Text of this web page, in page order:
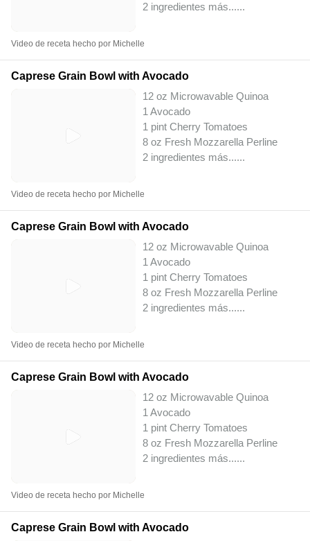
2 ingredientes más......
Video de receta hecho por Michelle
Caprese Grain Bowl with Avocado
12 oz Microwavable Quinoa
1 Avocado
1 pint Cherry Tomatoes
8 oz Fresh Mozzarella Perline
2 ingredientes más......
Video de receta hecho por Michelle
Caprese Grain Bowl with Avocado
12 oz Microwavable Quinoa
1 Avocado
1 pint Cherry Tomatoes
8 oz Fresh Mozzarella Perline
2 ingredientes más......
Video de receta hecho por Michelle
Caprese Grain Bowl with Avocado
12 oz Microwavable Quinoa
1 Avocado
1 pint Cherry Tomatoes
8 oz Fresh Mozzarella Perline
2 ingredientes más......
Video de receta hecho por Michelle
Caprese Grain Bowl with Avocado